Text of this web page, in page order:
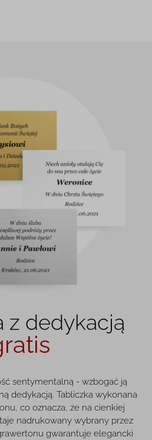
z dedykacją
sentymentalną - wzbogać ją
dedykacją. Tabliczka wykonana
co oznacza, że na cienkiej
nadrukowany wybrany przez
gwarantuje elegancki